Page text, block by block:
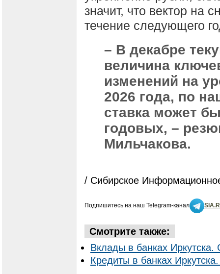
значит, что вектор на
течение следующего
– В декабре
величина
изменений на
2026 года, по
ставка может
годовых, –
Мильчакова.
/ Сибирское
Подпишитесь на наш Telegram-канал
Смотрите также:
Вклады в банках Иркутска.
Кредиты в банках